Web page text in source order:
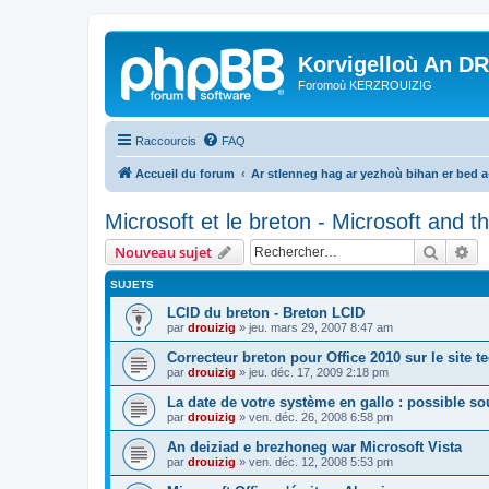
Korvigelloù An
Foromoù KERZROUIZIG
Raccourcis FAQ
Accueil du forum Ar stlenneg hag ar yezhoù bihan er bed
Microsoft et le breton - Microsoft and
Nouveau sujet
SUJETS
LCID du breton - Breton LCID
par drouizig » jeu. mars 29, 2007 8:47 am
Correcteur breton pour Office 2010 sur le site
par drouizig » jeu. déc. 17, 2009 2:18 pm
La date de votre système en gallo : possible
par drouizig » ven. déc. 26, 2008 6:58 pm
An deiziad e brezhoneg war Microsoft Vista
par drouizig » ven. déc. 12, 2008 5:53 pm